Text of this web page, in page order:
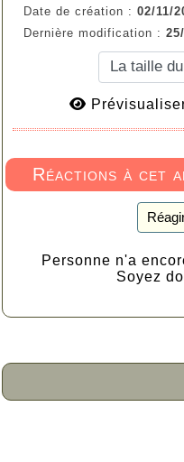
Date de création : 02/11/
Dernière modification :
Réactions à cet
Personne n'a
Soyez